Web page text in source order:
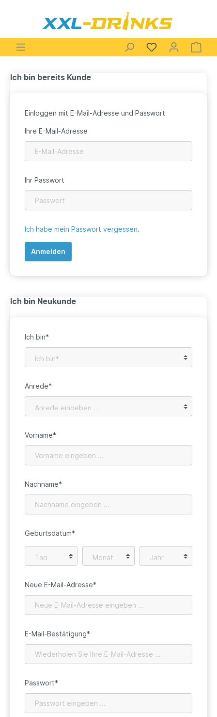
Ich bin bereits Kunde
Einloggen mit E-Mail-Adresse und Passwort
Ihre E-Mail-Adresse
Ihr Passwort
Ich habe mein Passwort vergessen.
Anmelden
Ich bin Neukunde
Ich bin*
Anrede*
Vorname*
Nachname*
Geburtsdatum*
Neue E-Mail-Adresse*
E-Mail-Bestätigung*
Passwort*